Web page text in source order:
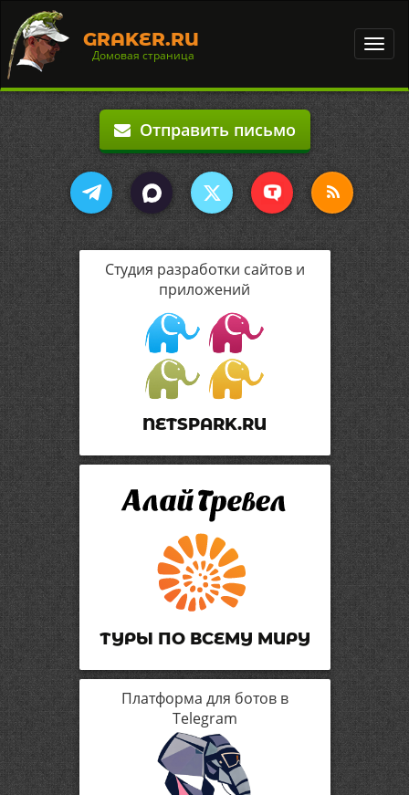
GRAKER.RU
Домовая страница
Отправить письмо
Студия разработки сайтов и
приложений
NETSPARK.RU
ТУРЫ ПО ВСЕМУ МИРУ
Платформа для ботов в
Telegram